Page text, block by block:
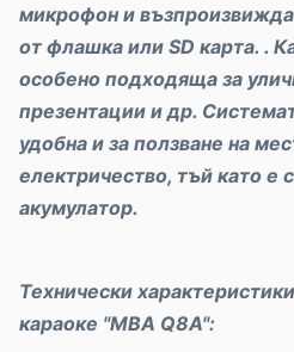
микрофон и
от флашка или SD карта. .
особено подходяща за
презентации и др.
удобна и за ползване на
електричество, тъй като е
акумулатор.
Технически
караоке "MBA Q8A":